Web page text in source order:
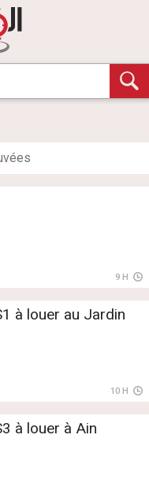
s
9 H
à louer au Jardin
10 H
à louer à Ain